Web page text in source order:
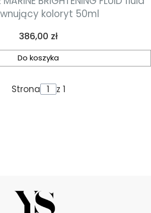
koloryt 50ml
Cena
386,00 zł
Do koszyka
Strona z 1